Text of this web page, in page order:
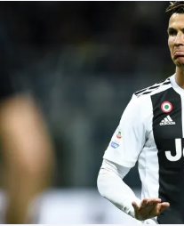
Americký fotbal
Baseball a softbal
Basketbal
Biatlon
NEPŘEHLÉDNĚTE
Soutěže
Historické návraty
Aplikace ČT sport